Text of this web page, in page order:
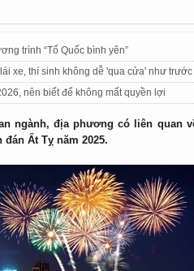
trình “Tổ Quốc bình yên”
xe, thí sinh không dễ 'qua cửa' như trước
nên biết để không mất quyền lợi
ngành, địa phương có liên quan
Ất Tỵ năm 2025.